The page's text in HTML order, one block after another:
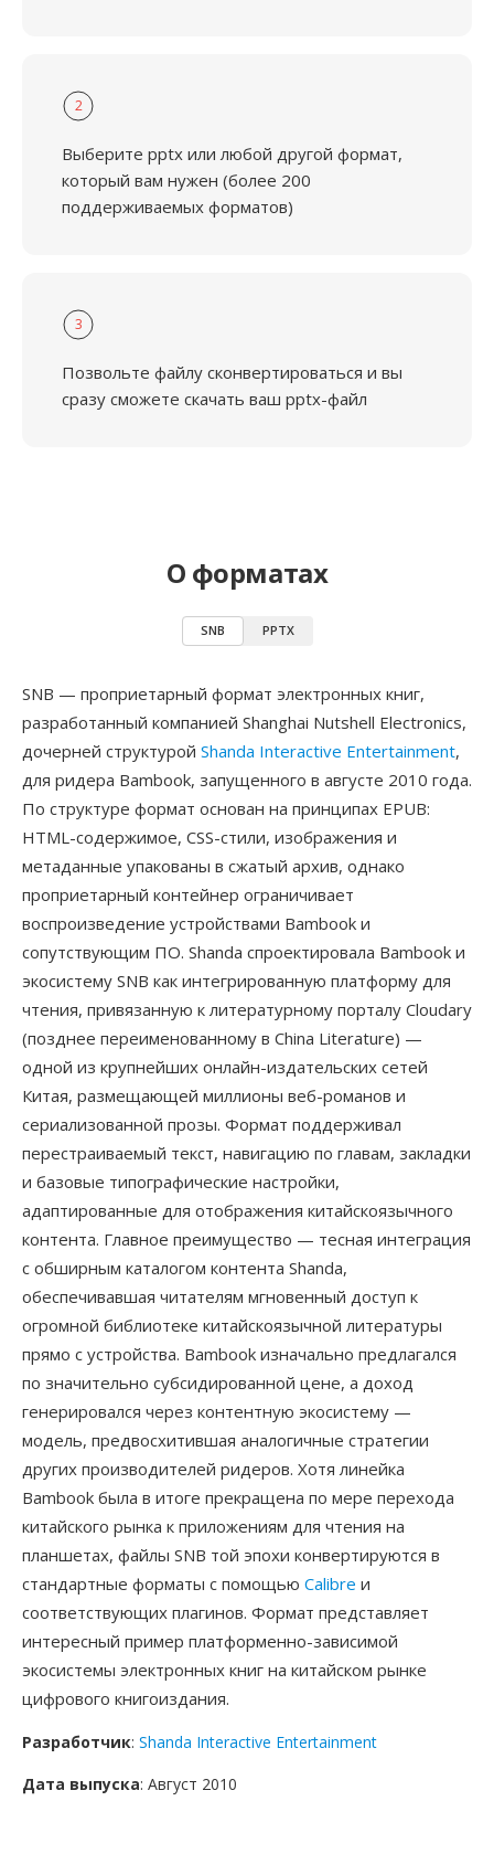
2
Выберите pptx или любой другой формат,
который вам нужен (более 200
поддерживаемых форматов)
3
Позвольте файлу сконвертироваться и вы
сразу сможете скачать ваш pptx-файл
О форматах
SNB PPTX
SNB — проприетарный формат электронных книг,
разработанный компанией Shanghai Nutshell Electronics,
дочерней структурой Shanda Interactive Entertainment,
для ридера Bambook, запущенного в августе 2010 года.
По структуре формат основан на принципах EPUB:
HTML-содержимое, CSS-стили, изображения и
метаданные упакованы в сжатый архив, однако
проприетарный контейнер ограничивает
воспроизведение устройствами Bambook и
сопутствующим ПО. Shanda спроектировала Bambook и
экосистему SNB как интегрированную платформу для
чтения, привязанную к литературному порталу Cloudary
(позднее переименованному в China Literature) —
одной из крупнейших онлайн-издательских сетей
Китая, размещающей миллионы веб-романов и
сериализованной прозы. Формат поддерживал
перестраиваемый текст, навигацию по главам, закладки
и базовые типографические настройки,
адаптированные для отображения китайскоязычного
контента. Главное преимущество — тесная интеграция
с обширным каталогом контента Shanda,
обеспечивавшая читателям мгновенный доступ к
огромной библиотеке китайскоязычной литературы
прямо с устройства. Bambook изначально предлагался
по значительно субсидированной цене, а доход
генерировался через контентную экосистему —
модель, предвосхитившая аналогичные стратегии
других производителей ридеров. Хотя линейка
Bambook была в итоге прекращена по мере перехода
китайского рынка к приложениям для чтения на
планшетах, файлы SNB той эпохи конвертируются в
стандартные форматы с помощью Calibre и
соответствующих плагинов. Формат представляет
интересный пример платформенно-зависимой
экосистемы электронных книг на китайском рынке
цифрового книгоиздания.
Разработчик: Shanda Interactive Entertainment
Дата выпуска: Август 2010